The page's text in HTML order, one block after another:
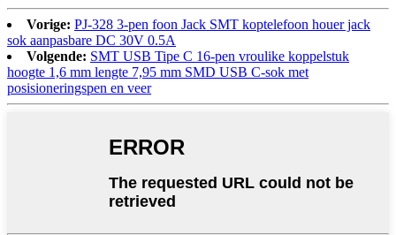
Vorige: PJ-328 3-pen foon Jack SMT koptelefoon houer jack
sok aanpasbare DC 30V 0.5A
Volgende: SMT USB Tipe C 16-pen vroulike koppelstuk
hoogte 1,6 mm lengte 7,95 mm SMD USB C-sok met
posisioneringspen en veer